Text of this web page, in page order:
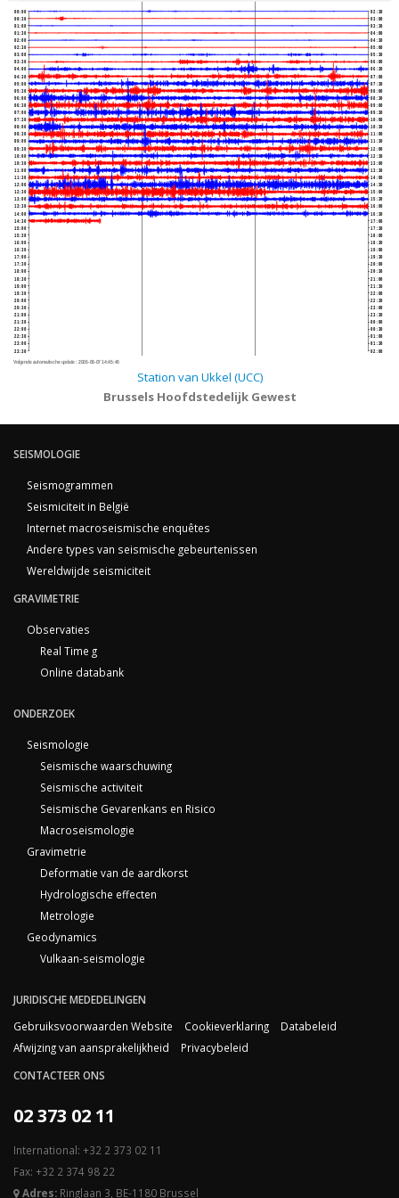
00:00
00:30
01:00
01:30
02:00
02:30
03:00
03:30
04:00
04:30
05:00
05:30
06:00
06:30
07:00
07:30
08:00
08:30
09:00
09:30
10:00
10:30
11:00
11:30
12:00
12:30
13:00
13:30
14:00
14:30
15:00
15:30
16:00
16:30
17:00
17:30
18:00
18:30
19:00
19:30
20:00
20:30
21:00
21:30
22:00
22:30
23:00
23:30
02:30
03:00
03:30
04:00
04:30
05:00
05:30
06:00
06:30
07:00
07:30
08:00
08:30
09:00
09:30
10:00
10:30
11:00
11:30
12:00
12:30
13:00
13:30
14:00
14:30
15:00
15:30
16:00
16:30
17:00
17:30
18:00
18:30
19:00
19:30
20:00
20:30
21:00
21:30
22:00
22:30
23:00
23:30
00:00
00:30
01:00
01:30
02:00
Volgende automatische update : 2026-08-07 14:45:40
Station van Ukkel (UCC)
Brussels Hoofdstedelijk Gewest
SEISMOLOGIE
Seismogrammen
Seismiciteit in België
Internet macroseismische enquêtes
Andere types van seismische gebeurtenissen
Wereldwijde seismiciteit
GRAVIMETRIE
Observaties
Real Time g
Online databank
ONDERZOEK
Seismologie
Seismische waarschuwing
Seismische activiteit
Seismische Gevarenkans en Risico
Macroseismologie
Gravimetrie
Deformatie van de aardkorst
Hydrologische effecten
Metrologie
Geodynamics
Vulkaan-seismologie
JURIDISCHE MEDEDELINGEN
Gebruiksvoorwaarden Website
Cookieverklaring
Databeleid
Afwijzing van aansprakelijkheid
Privacybeleid
CONTACTEER ONS
02 373 02 11
International: +32 2 373 02 11
Fax: +32 2 374 98 22
Adres: Ringlaan 3, BE-1180 Brussel